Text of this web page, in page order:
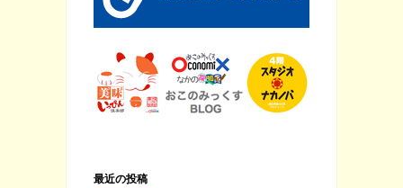
最近の投稿